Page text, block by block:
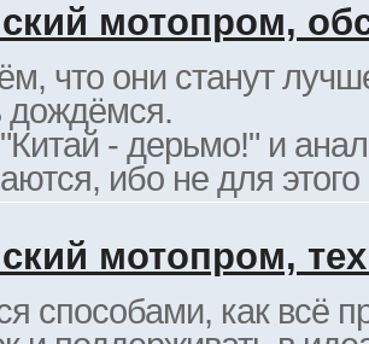
мотопром,
что они станут
дождёмся.
- дерьмо!" и
ибо не для
мотопром,
способами, как всё